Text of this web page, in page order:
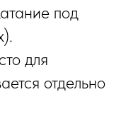
под
для
отдельно